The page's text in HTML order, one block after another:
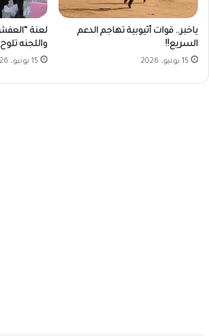
ياخبر.. قوات أثيوبية تهاجم الدعم
السريع!!
15 يونيو، 2026
لعنة
واللجنه
15 يونيو، 2026